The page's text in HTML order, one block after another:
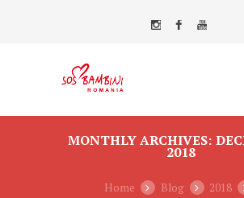
MONTHLY ARCHIVES:
2018
Home Blog
2018